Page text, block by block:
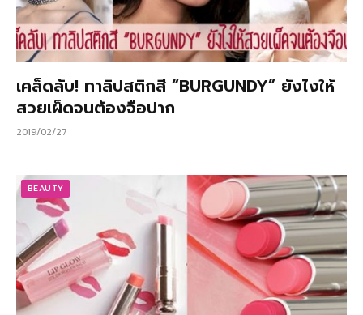
เคล็ดลับ! ทาลิปสติกสี “BURGUNDY” ยังไงให้
สวยเผ็ดจนต้องจือปาก
2019/02/27
BEAUTY